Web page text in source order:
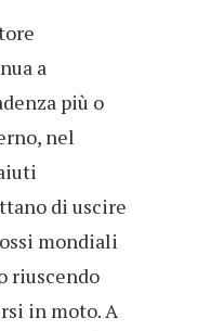
a
più o
nel
di uscire
mondiali
riuscendo
in moto. A